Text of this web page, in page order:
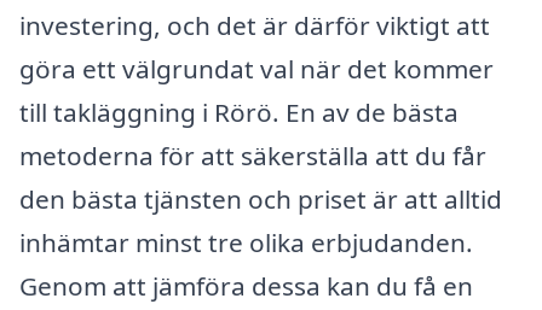
investering, och det är därför viktigt att
göra ett välgrundat val när det kommer
till takläggning i Rörö. En av de bästa
metoderna för att säkerställa att du får
den bästa tjänsten och priset är att alltid
inhämtar minst tre olika erbjudanden.
Genom att jämföra dessa kan du få en